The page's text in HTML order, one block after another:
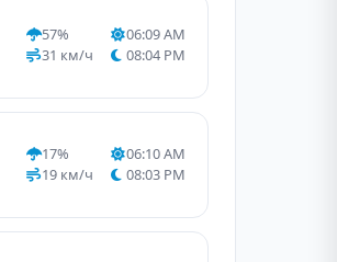
57%
31 км/ч
06:09 AM
08:04 PM
17%
19 км/ч
06:10 AM
08:03 PM